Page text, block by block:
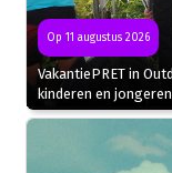
Op 11 augustus 2026
VakantiePRET in
kinderen en